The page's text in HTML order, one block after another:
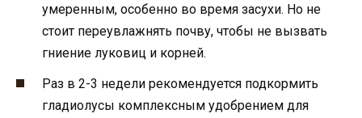
умеренным, особенно во время засухи. Но не
стоит переувлажнять почву, чтобы не вызвать
гниение луковиц и корней.
Раз в 2-3 недели рекомендуется подкормить
гладиолусы комплексным удобрением для